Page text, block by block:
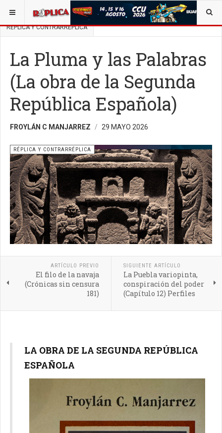
ESTÁ AQUÍ: BUSCAR UN ARTÍCULO EN POLÍTICA
RÉPLICA Y CONTRARRÉPLICA
La Pluma y las Palabras
(La obra de la Segunda
República Española)
FROYLÁN C MANJARREZ 29 MAYO 2026
RÉPLICA Y CONTRARRÉPLICA
ARTÍCULO PREVIO
El filo de la navaja
(Crónicas sin censura
181)
SIGUIENTE ARTÍCULO
La Puebla variopinta,
conspiración del poder
(Capítulo 12) Perfiles
LA OBRA DE LA SEGUNDA REPÚBLICA
ESPAÑOLA